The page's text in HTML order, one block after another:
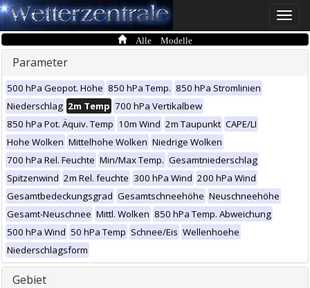
Toggle
Alle Modelle
Parameter
500 hPa Geopot. Höhe 850 hPa Temp. 850 hPa Stromlinien
Niederschlag 2m Temp 700 hPa Vertikalbew
850 hPa Pot. Äquiv. Temp 10m Wind 2m Taupunkt CAPE/LI
Hohe Wolken Mittelhohe Wolken Niedrige Wolken
700 hPa Rel. Feuchte Min/Max Temp. Gesamtniederschlag
Spitzenwind 2m Rel. feuchte 300 hPa Wind 200 hPa Wind
Gesamtbedeckungsgrad Gesamtschneehöhe Neuschneehöhe
Gesamt-Neuschnee Mittl. Wolken 850 hPa Temp. Abweichung
500 hPa Wind 50 hPa Temp Schnee/Eis Wellenhoehe
Niederschlagsform
Gebiet